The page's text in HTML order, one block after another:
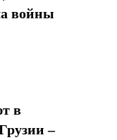
войны
в
–